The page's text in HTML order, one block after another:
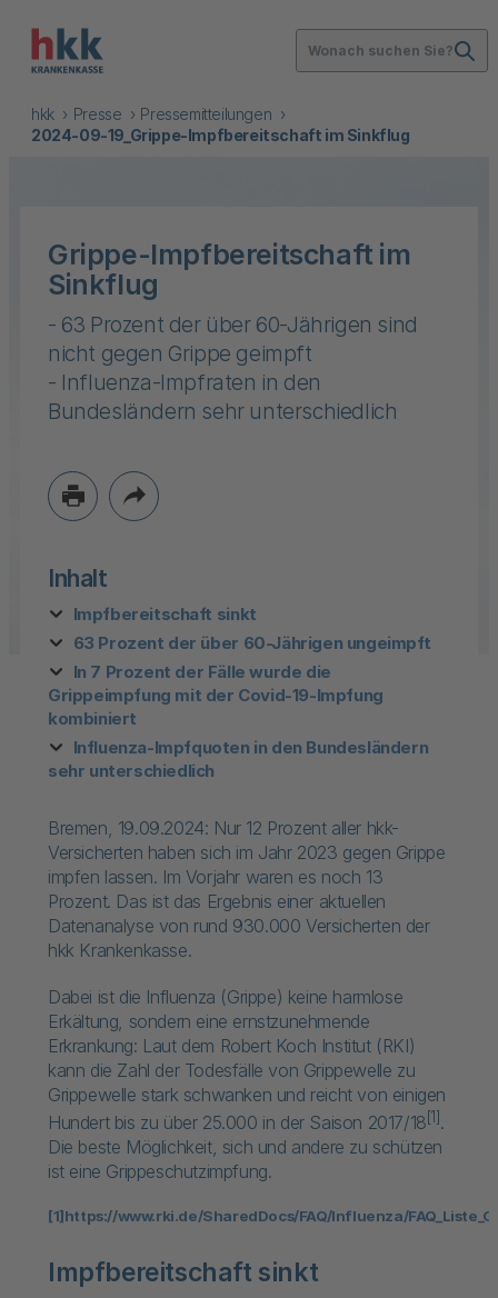
Wonach suchen Sie?
hkk Presse
Pressemitteilungen
2024-09-19_Grippe-Impfbereitschaft im Sinkflug
Grippe-Impfbereitschaft im
Sinkflug
- 63 Prozent der über 60-Jährigen sind
nicht gegen Grippe geimpft
- Influenza-Impfraten in den
Bundesländern sehr unterschiedlich
Inhalt
Impfbereitschaft sinkt
63 Prozent der über 60-Jährigen ungeimpft
In 7 Prozent der Fälle wurde die
Grippeimpfung mit der Covid-19-Impfung
kombiniert
Influenza-Impfquoten in den Bundesländern
sehr unterschiedlich
Bremen, 19.09.2024: Nur 12 Prozent aller hkk-
Versicherten haben sich im Jahr 2023 gegen Grippe
impfen lassen. Im Vorjahr waren es noch 13
Prozent. Das ist das Ergebnis einer aktuellen
Datenanalyse von rund 930.000 Versicherten der
hkk Krankenkasse.
Dabei ist die Influenza (Grippe) keine harmlose
Erkältung, sondern eine ernstzunehmende
Erkrankung: Laut dem Robert Koch Institut (RKI)
kann die Zahl der Todesfälle von Grippewelle zu
Grippewelle stark schwanken und reicht von einigen
Hundert bis zu über 25.000 in der Saison 2017/18[1].
Die beste Möglichkeit, sich und andere zu schützen
ist eine Grippeschutzimpfung.
[1]https://www.rki.de/SharedDocs/FAQ/Influenza/
Impfbereitschaft sinkt